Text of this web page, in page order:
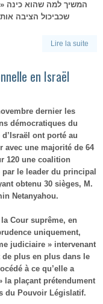
המשיך למה שהוא כינה
שכביכול הציבה
Lire la suite
en Israël
dernier les
démocratiques du
d’Israël ont porté au
avec une majorité de 64
120 une coalition
le leader du principal
obtenu 30 sièges, M.
Netanyahou.
Cour suprême, en
uniquement,
judiciaire » intervenant
plus en plus dans le
à ce qu’elle a
la plaçant prétendument
du Pouvoir Législatif.